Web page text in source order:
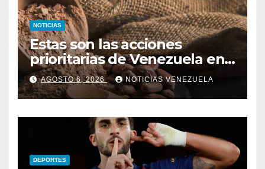
NOTICIAS
Estas son las acciones
prioritarias de Venezuela en
materia de cacao
AGOSTO 6, 2026 NOTICIAS VENEZUELA
DEPORTES